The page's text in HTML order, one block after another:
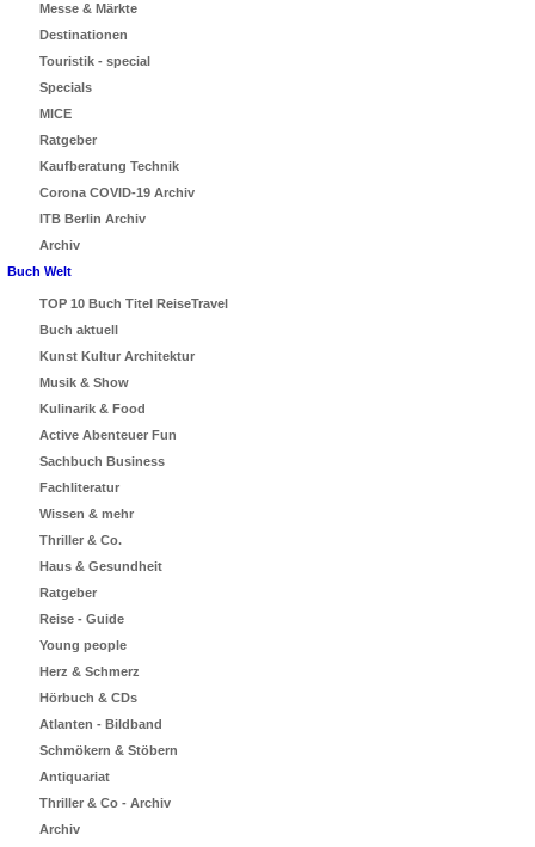
Messe & Märkte
Destinationen
Touristik - special
Specials
MICE
Ratgeber
Kaufberatung Technik
Corona COVID-19 Archiv
ITB Berlin Archiv
Archiv
Buch Welt
TOP 10 Buch Titel ReiseTravel
Buch aktuell
Kunst Kultur Architektur
Musik & Show
Kulinarik & Food
Active Abenteuer Fun
Sachbuch Business
Fachliteratur
Wissen & mehr
Thriller & Co.
Haus & Gesundheit
Ratgeber
Reise - Guide
Young people
Herz & Schmerz
Hörbuch & CDs
Atlanten - Bildband
Schmökern & Stöbern
Antiquariat
Thriller & Co - Archiv
Archiv